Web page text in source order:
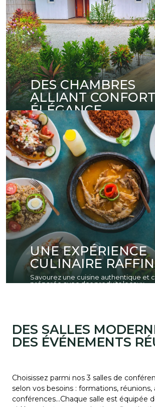
DES CHAMBRES
ALLIANT
ÉLÉGANCE
Découvrez nos chambres au design
offrant un confort absolu pour votre
UNE EXPÉRIENCE
CULINAIRE
Savourez une cuisine authentique et
préparée avec des produits locaux.
DES SALLES
DES ÉVÉNEMENTS
Choisissez parmi nos 3 salles de
selon vos besoins : formations, réunions,
conférences…Chaque salle est équipée